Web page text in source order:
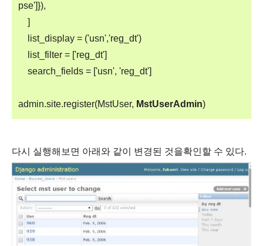
pse']}),
]
list_display = ('usn','reg_dt')
list_filter = ['reg_dt']
search_fields = ['usn', 'reg_dt']
admin.site.register(MstUser, MstUserAdmin)
다시 실행해보면 아래와 같이 변경된 것을확인할 수 있다.